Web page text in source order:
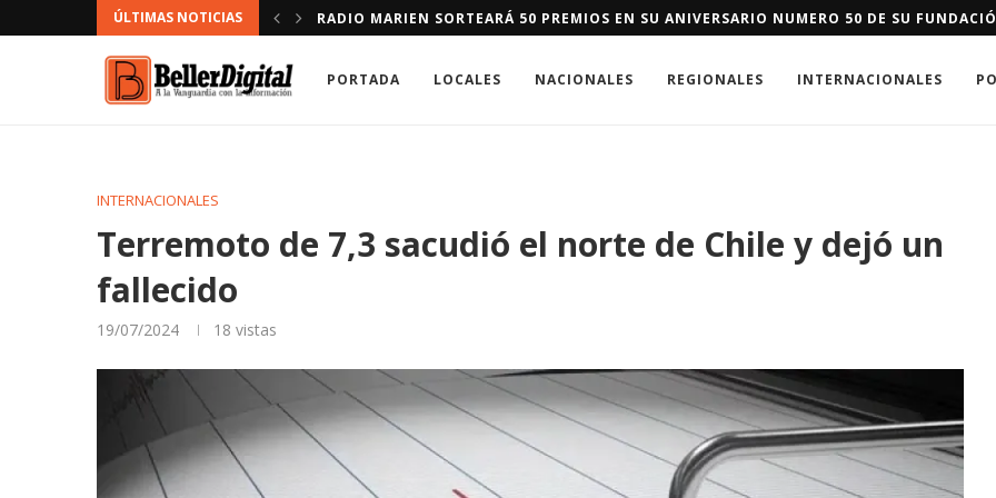
ÚLTIMAS NOTICIAS DEFENSOR DEL PUEBLO IMPULSA EN DAJABÓN SISTEMA DE ALERTA Y RESPUESTA
PORTADA LOCALES NACIONALES REGIONALES INTERNACIONALES
INTERNACIONALES
Terremoto de 7,3 sacudió el norte de Chile y dejó un
fallecido
19/07/2024 18 vistas